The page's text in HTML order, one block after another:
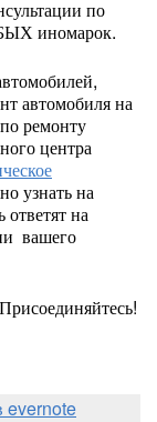
по
иномарок.
автомобиля на
ремонту
центра
узнать на
на
вашего
evernote